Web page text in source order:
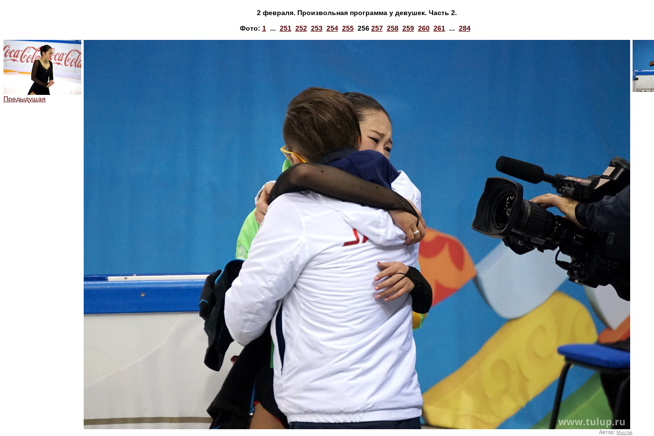
2 февраля. Произвольная программа у девушек. Часть 2.
Фото: 1... 251 252 253 254 255 256 257 258 259 260 261... 284
Предыдущая
Автор: Murchik